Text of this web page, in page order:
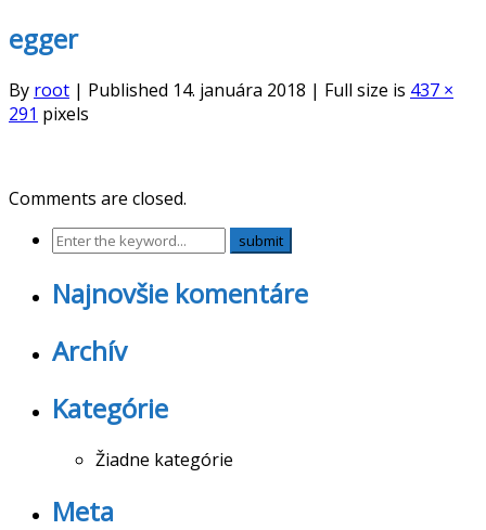
egger
By root | Published 14. januára 2018 | Full size is 437 ×
291 pixels
Comments are closed.
Najnovšie komentáre
Archív
Kategórie
Žiadne kategórie
Meta